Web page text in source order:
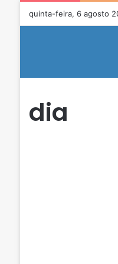
quinta-feira, 6 agosto
dia